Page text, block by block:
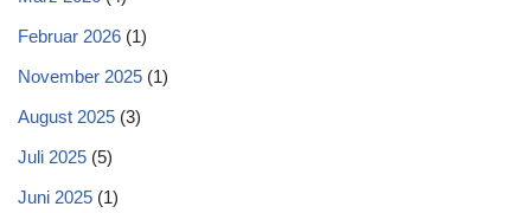
Februar 2026 (1)
November 2025 (1)
August 2025 (3)
Juli 2025 (5)
Juni 2025 (1)